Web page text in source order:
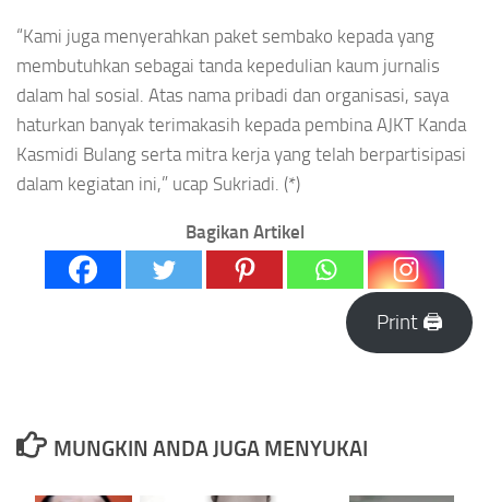
“Kami juga menyerahkan paket sembako kepada yang
membutuhkan sebagai tanda kepedulian kaum jurnalis
dalam hal sosial. Atas nama pribadi dan organisasi, saya
haturkan banyak terimakasih kepada pembina AJKT Kanda
Kasmidi Bulang serta mitra kerja yang telah berpartisipasi
dalam kegiatan ini,” ucap Sukriadi. (*)
Bagikan Artikel
Print 🖨
MUNGKIN ANDA JUGA MENYUKAI